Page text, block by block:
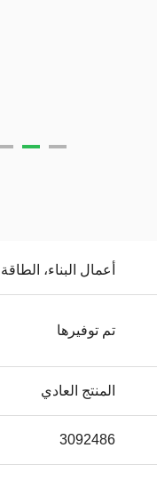
أعمال البناء،
تم توفيرها
المنتج العادي
3092486